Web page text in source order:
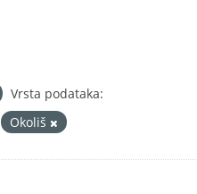
Vrsta podataka:
Okoliš